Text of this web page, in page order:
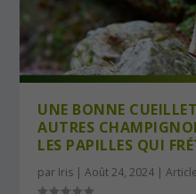
UNE BONNE
AUTRES
LES PAPILLES QUI
par Iris |Août 24, 2024 |Article